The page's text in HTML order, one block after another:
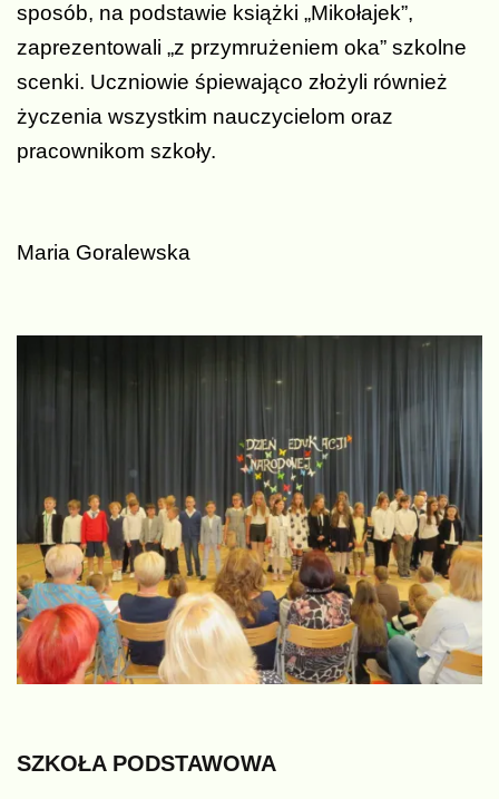
sposób, na podstawie książki „Mikołajek”,
zaprezentowali „z przymrużeniem oka” szkolne
scenki. Uczniowie śpiewająco złożyli również
życzenia wszystkim nauczycielom oraz
pracownikom szkoły.
Maria Goralewska
SZKOŁA PODSTAWOWA